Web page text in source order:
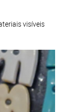
visíveis